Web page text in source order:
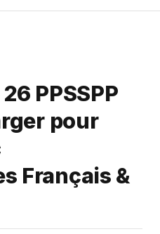
PPSSPP
pour
Français &